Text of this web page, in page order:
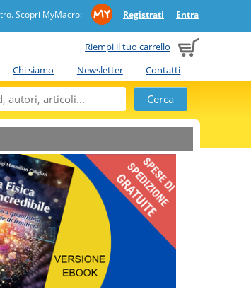
Scopri MyMacro: Registrati Entra
Riempi il tuo carrello
Chi siamo
Newsletter Contatti